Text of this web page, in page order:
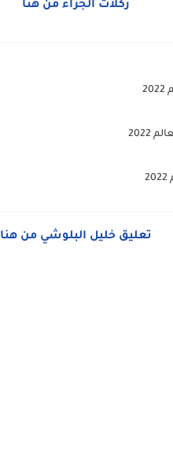
ركلات الجزاء من هنا
2022
تعليق خليل البلوشي من هنا